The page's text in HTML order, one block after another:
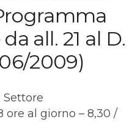
all. 21 al D.
2009)
Settore
ore al giorno – 8,30 /